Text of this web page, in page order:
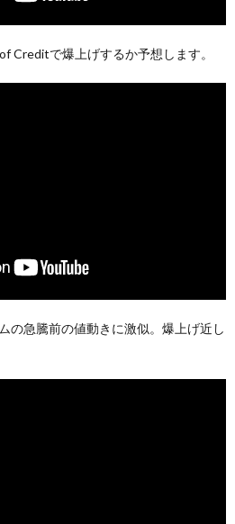
Creditで爆上げするか予想します。
の急騰前の値動きに激似。爆上げ近し